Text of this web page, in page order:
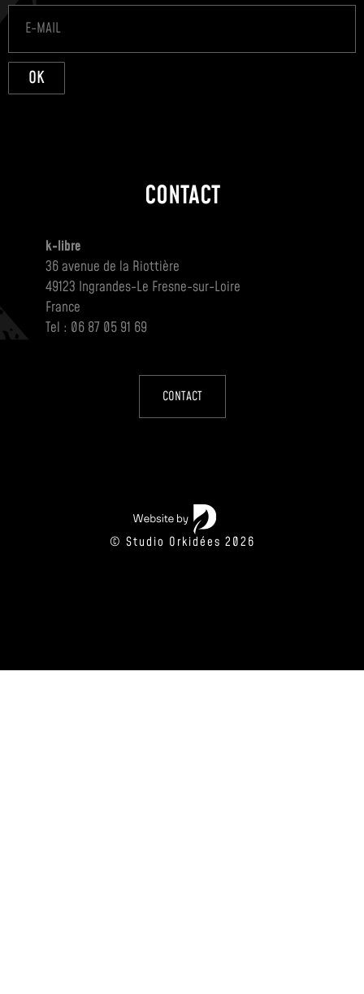
OK
CONTACT
k-libre
36 avenue de la Riottière
49123 Ingrandes-Le Fresne-sur-Loire
France
Tel : 06 87 05 91 69
CONTACT
© Studio Orkidées 2026